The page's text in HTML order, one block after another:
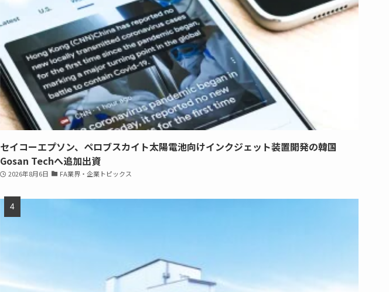
セイコーエプソン、ペロブスカイト太陽電池向けインクジェット装置開発の韓国
Gosan Techへ追加出資
2026年8月6日 FA業界・企業トピックス